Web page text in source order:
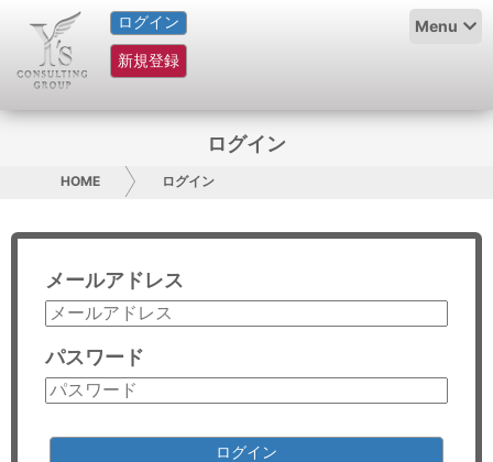
ログイン
新規登録
Menu
HOME
サービス紹介
グループ概要
採用情報
お問い合わせ
コンサルティング
リサーチ
ログイン
HOME ログイン
メールアドレス
パスワード
ログイン